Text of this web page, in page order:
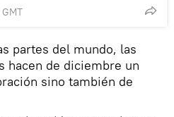
partes del mundo, las
hacen de diciembre un
sino también de